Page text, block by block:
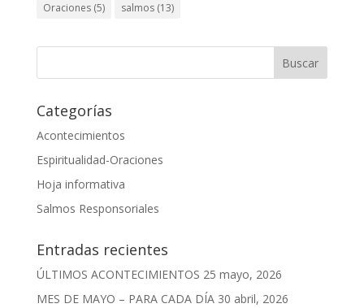
Oraciones(5) salmos(13)
Categorías
Acontecimientos
Espiritualidad-Oraciones
Hoja informativa
Salmos Responsoriales
Entradas recientes
ÚLTIMOS ACONTECIMIENTOS 25 mayo, 2026
MES DE MAYO – PARA CADA DÍA 30 abril, 2026